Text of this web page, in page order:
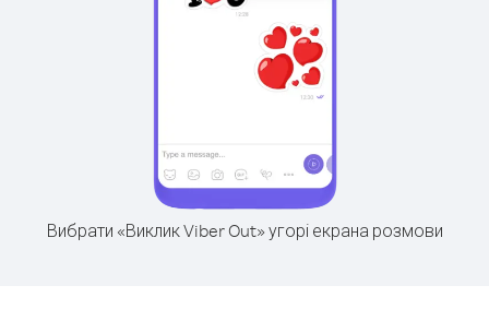
Вибрати «Виклик Viber Out» угорі екрана розмови